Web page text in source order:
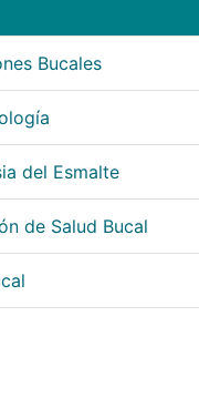
Bucales
del Esmalte
de Salud Bucal